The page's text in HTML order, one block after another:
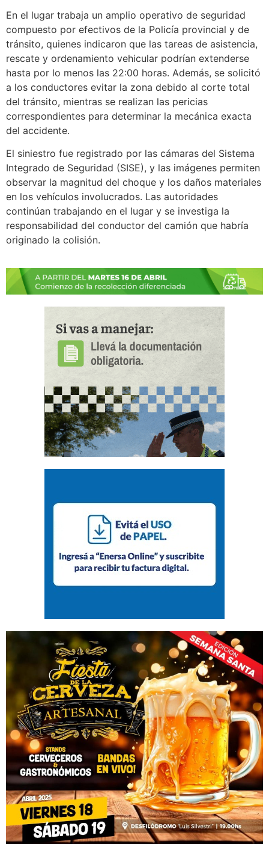
En el lugar trabaja un amplio operativo de seguridad
compuesto por efectivos de la Policía provincial y de
tránsito, quienes indicaron que las tareas de asistencia,
rescate y ordenamiento vehicular podrían extenderse
hasta por lo menos las 22:00 horas. Además, se solicitó
a los conductores evitar la zona debido al corte total
del tránsito, mientras se realizan las pericias
correspondientes para determinar la mecánica exacta
del accidente.
El siniestro fue registrado por las cámaras del Sistema
Integrado de Seguridad (SISE), y las imágenes permiten
observar la magnitud del choque y los daños materiales
en los vehículos involucrados. Las autoridades
continúan trabajando en el lugar y se investiga la
responsabilidad del conductor del camión que habría
originado la colisión.